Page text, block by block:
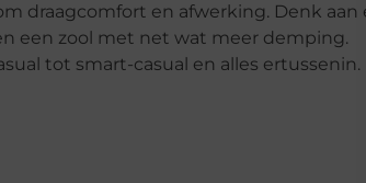
draagcomfort en afwerking. Denk aan
een zool met net wat meer demping.
tot smart-casual en alles ertussenin.